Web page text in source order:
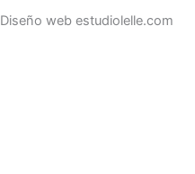
Diseño web estudiolelle.com